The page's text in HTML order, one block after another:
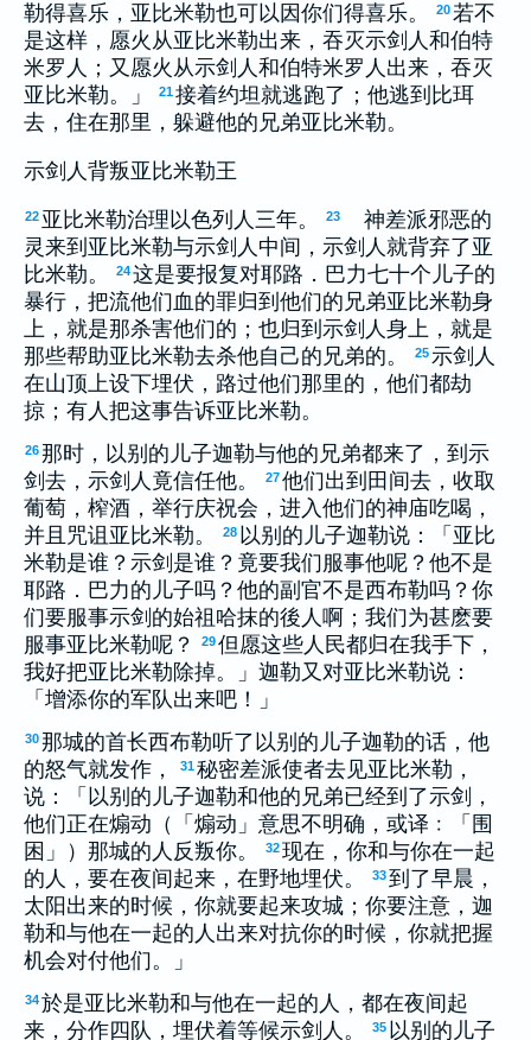
勒得喜乐，亚比米勒也可以因你们得喜乐。
20若不
是这样，愿火从亚比米勒出来，吞灭示剑人和伯特
米罗人；又愿火从示剑人和伯特米罗人出来，吞灭
亚比米勒。」
21接着约坦就逃跑了；他逃到比珥
去，住在那里，躲避他的兄弟亚比米勒。
示剑人背叛亚比米勒王
22 亚比米勒治理以色列人三年。 23
神差派邪恶的
灵来到亚比米勒与示剑人中间，示剑人就背弃了亚
比米勒。
24这是要报复对耶路．巴力七十个儿子的
暴行，把流他们血的罪归到他们的兄弟亚比米勒身
上，就是那杀害他们的；也归到示剑人身上，就是
那些帮助亚比米勒去杀他自己的兄弟的。
25 示剑人
在山顶上设下埋伏，路过他们那里的，他们都劫
掠；有人把这事告诉亚比米勒。
26那时，以别的儿子迦勒与他的兄弟都来了，到示
剑去，示剑人竟信任他。
27他们出到田间去，收取
葡萄，榨酒，举行庆祝会，进入他们的神庙吃喝，
并且咒诅亚比米勒。
28 以别的儿子迦勒说：「亚比
米勒是谁？示剑是谁？竟要我们服事他呢？他不是
耶路．巴力的儿子吗？他的副官不是西布勒吗？你
们要服事示剑的始祖哈抹的後人啊；我们为甚麽要
服事亚比米勒呢？
29但愿这些人民都归在我手下，
我好把亚比米勒除掉。」迦勒又对亚比米勒说：
「增添你的军队出来吧！」
30那城的首长西布勒听了以别的儿子迦勒的话，他
的怒气就发作，
31秘密差派使者去见亚比米勒，
说：「以别的儿子迦勒和他的兄弟已经到了示剑，
他们正在煽动（「煽动」意思不明确，或译﹕「围
困」）那城的人反叛你。
32现在，你和与你在一起
的人，要在夜间起来，在野地埋伏。
33到了早晨，
太阳出来的时候，你就要起来攻城；你要注意，迦
勒和与他在一起的人出来对抗你的时候，你就把握
机会对付他们。」
34於是亚比米勒和与他在一起的人，都在夜间起
来，分作四队，埋伏着等候示剑人。
35 以别的儿子